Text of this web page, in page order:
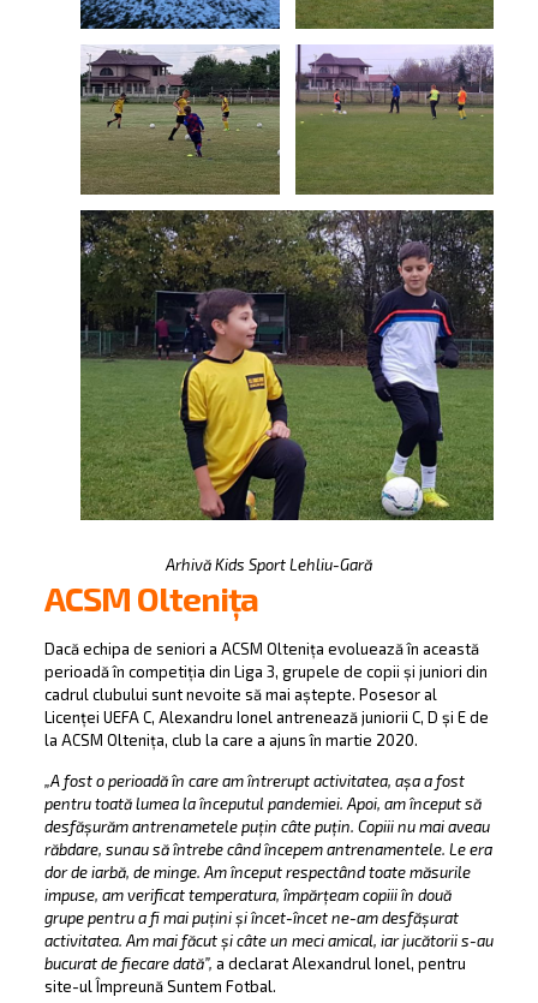
Arhivă Kids Sport Lehliu-Gară
ACSM Oltenița
Dacă echipa de seniori a ACSM Oltenița evoluează în această
perioadă în competiția din Liga 3, grupele de copii și juniori din
cadrul clubului sunt nevoite să mai aștepte. Posesor al
Licenței UEFA C, Alexandru Ionel antrenează juniorii C, D și E de
la ACSM Oltenița, club la care a ajuns în martie 2020.
„A fost o perioadă în care am întrerupt activitatea, așa a fost
pentru toată lumea la începutul pandemiei. Apoi, am început să
desfășurăm antrenametele puțin câte puțin. Copiii nu mai aveau
răbdare, sunau să întrebe când începem antrenamentele. Le era
dor de iarbă, de minge. Am început respectând toate măsurile
impuse, am verificat temperatura, împărțeam copiii în două
grupe pentru a fi mai puțini și încet-încet ne-am desfășurat
activitatea. Am mai făcut și câte un meci amical, iar jucătorii s-au
bucurat de fiecare dată”, a declarat Alexandrul Ionel, pentru
site-ul Împreună Suntem Fotbal.